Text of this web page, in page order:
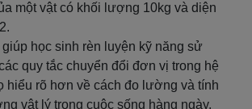
một vật có khối lượng 10kg và diện
học sinh rèn luyện kỹ năng sử
quy tắc chuyển đổi đơn vị trong hệ
hiểu rõ hơn về cách đo lường và tính
vật lý trong cuộc sống hàng ngày.